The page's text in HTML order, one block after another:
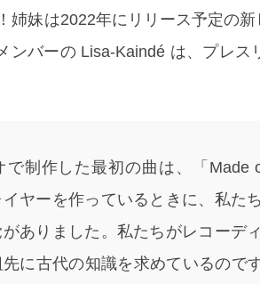
姉妹は2022年にリリース予定の
ンバーの Lisa-Kaindé は、プレ
で制作した最初の曲は、「Made
ヤーを作っているときに、私た
ありました。私たちがレコーデ
に古代の知識を求めているので